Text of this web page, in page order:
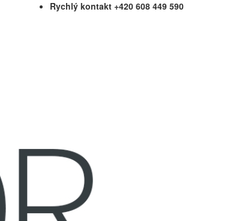
Rychlý kontakt +420 608 449 590